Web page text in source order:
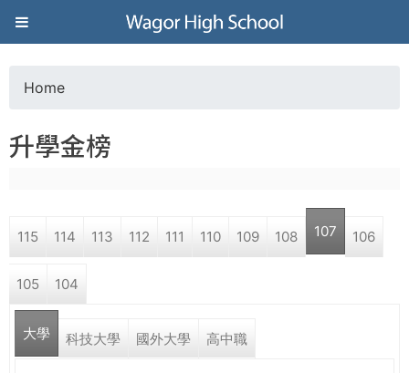
Jump to navigation
葳
格
高
學
o
a
r
e
Home
升學金榜
115 114 113 112 111 110 109 108 107 106
105 104
大學 科技大學 國外大學 高中職